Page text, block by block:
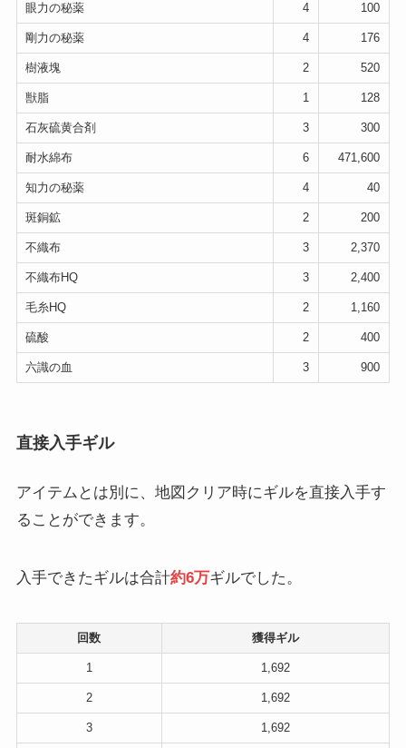
眼力の秘薬 4 100
剛力の秘薬 4 176
樹液塊 2 520
獣脂 1 128
石灰硫黄合剤 3 300
耐水綿布 6 471,600
知力の秘薬 4 40
斑銅鉱 2 200
不織布 3 2,370
不織布HQ 3 2,400
毛糸HQ 2 1,160
硫酸 2 400
六識の血 3 900
直接入手ギル
アイテムとは別に、地図クリア時にギルを直接入手す
ることができます。
入手できたギルは合計約6万ギルでした。
回数 獲得ギル
1 1,692
2 1,692
3 1,692